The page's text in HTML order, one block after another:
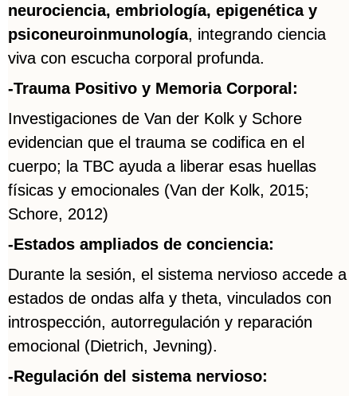
neurociencia, embriología, epigenética y
psiconeuroinmunología, integrando ciencia
viva con escucha corporal profunda.
-Trauma Positivo y Memoria Corporal:
Investigaciones de Van der Kolk y Schore
evidencian que el trauma se codifica en el
cuerpo; la TBC ayuda a liberar esas huellas
físicas y emocionales (Van der Kolk, 2015;
Schore, 2012)
-Estados ampliados de conciencia:
Durante la sesión, el sistema nervioso accede a
estados de ondas alfa y theta, vinculados con
introspección, autorregulación y reparación
emocional (Dietrich, Jevning).
-Regulación del sistema nervioso: